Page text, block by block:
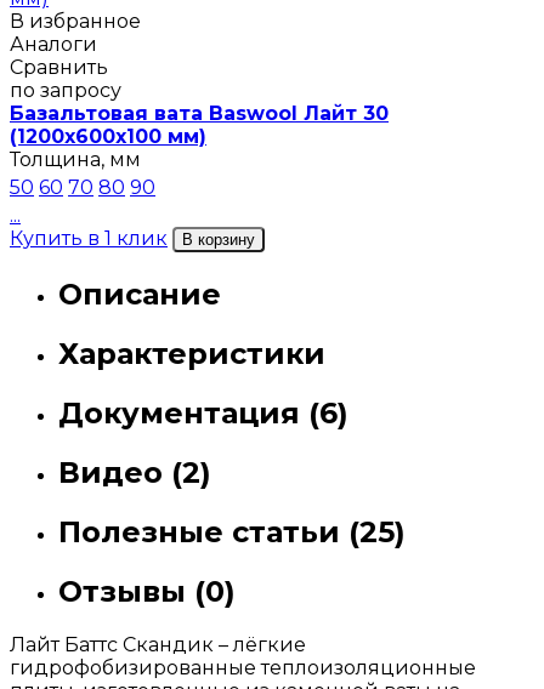
В избранное
Аналоги
Сравнить
по запросу
Базальтовая вата Baswool Лайт 30
(1200х600х100 мм)
Толщина, мм
50 60 70 80 90
...
Купить в 1 клик
В корзину
Описание
Характеристики
Документация (6)
Видео (2)
Полезные статьи (25)
Отзывы (0)
Лайт Баттс Скандик – лёгкие
гидрофобизированные теплоизоляционные